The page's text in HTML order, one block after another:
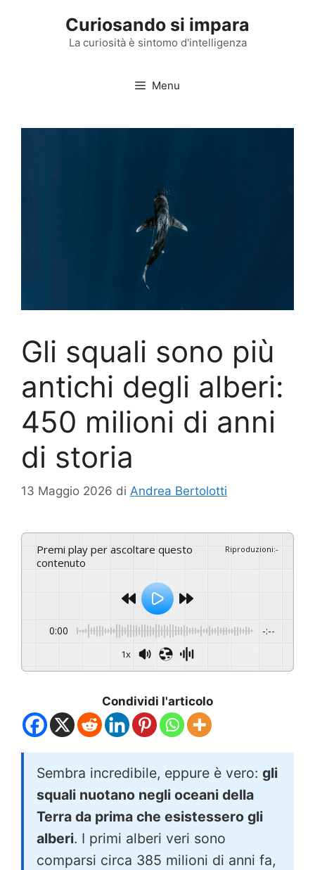
Curiosando si impara
La curiosità è sintomo d'intelligenza
Menu
Gli squali sono più
antichi degli alberi:
450 milioni di anni
di storia
13 Maggio 2026 di Andrea Bertolotti
Premi play per ascoltare questo
contenuto
Riproduzioni:-
0:00 -:--
1x
Condividi l'articolo
Sembra incredibile, eppure è vero: gli
squali nuotano negli oceani della
Terra da prima che esistessero gli
alberi. I primi alberi veri sono
comparsi circa 385 milioni di anni fa,